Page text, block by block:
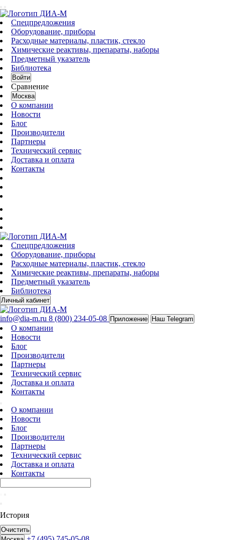
Спецпредложения
Оборудование, приборы
Расходные материалы, пластик, стекло
Химические реактивы, препараты, наборы
Предметный указатель
Библиотека
Войти
Сравнение
Москва
О компании
Новости
Блог
Производители
Партнеры
Технический сервис
Доставка и оплата
Контакты
Спецпредложения
Оборудование, приборы
Расходные материалы, пластик, стекло
Химические реактивы, препараты, наборы
Предметный указатель
Библиотека
Личный кабинет
info@dia-m.ru 8 (800) 234-05-08 Приложение Наш Telegram
О компании
Новости
Блог
Производители
Партнеры
Технический сервис
Доставка и оплата
Контакты
О компании
Новости
Блог
Производители
Партнеры
Технический сервис
Доставка и оплата
Контакты
История
Очистить